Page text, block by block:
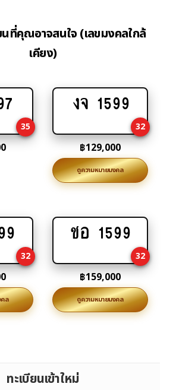
นที่คุณอาจสนใจ (เลขมงคลใกล้
เคียง)
Add
35
Add
cart
งจ 1599
32
฿129,000
ดูความหมายมงคล
Add
32
ล
Add
cart
ชอ 1599
32
฿159,000
ดูความหมายมงคล
ทะเบียนเข้าใหม่